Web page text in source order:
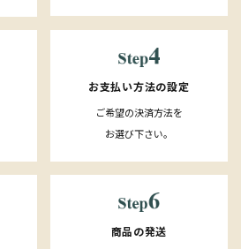
お支払い方法の設定
ご希望の決済方法を
お選び下さい。
商品の発送